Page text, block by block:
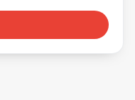
Horário: Seg. a Sex.
• Experiência